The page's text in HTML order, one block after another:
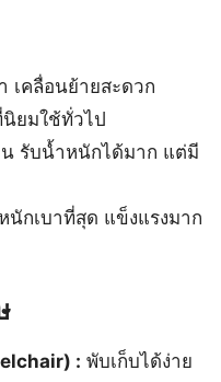
เคลื่อนย้ายสะดวก
ยมใช้ทั่วไป
รับน้ำหนักได้มาก แต่มี
นักเบาที่สุด แข็งแรงมาก
: พับเก็บได้ง่าย